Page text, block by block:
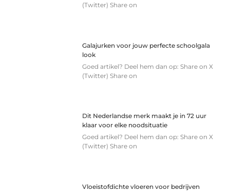
(Twitter) Share on
Galajurken voor jouw perfecte schoolgala
look
Goed artikel? Deel hem dan op: Share on X
(Twitter) Share on
Dit Nederlandse merk maakt je in 72 uur
klaar voor elke noodsituatie
Goed artikel? Deel hem dan op: Share on X
(Twitter) Share on
Vloeistofdichte vloeren voor bedrijven